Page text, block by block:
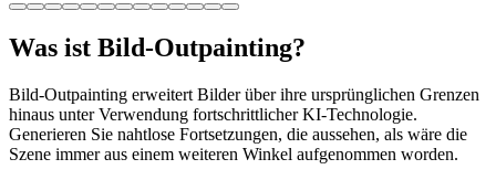
Was ist Bild-Outpainting?
Bild-Outpainting erweitert Bilder über ihre ursprünglichen Grenzen
hinaus unter Verwendung fortschrittlicher KI-Technologie.
Generieren Sie nahtlose Fortsetzungen, die aussehen, als wäre die
Szene immer aus einem weiteren Winkel aufgenommen worden.